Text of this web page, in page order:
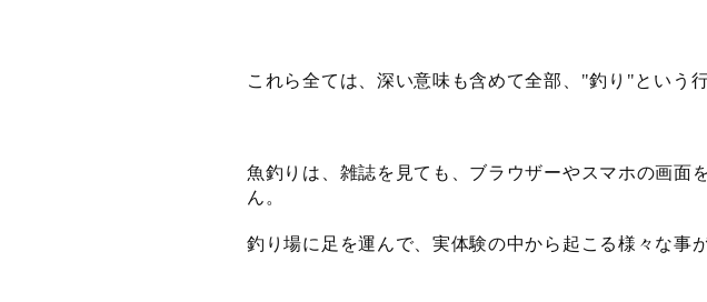
これら全ては、深い意味も含めて全部、 "釣り "という
魚釣りは、雑誌を見ても、ブラウザーやスマホの画面
ん。
釣り場に足を運んで、実体験の中から起こる様々な事